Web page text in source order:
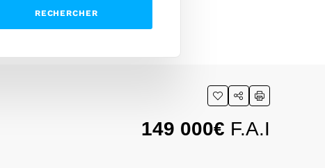
RECHERCHER
149 000€ F.A.I